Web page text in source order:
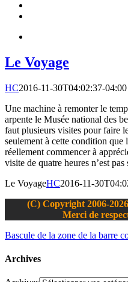
Le Voyage
HC2016-11-30T04:02:37-04:00
Une machine à remonter le
arpente le Musée national des
faut plusieurs visites pour faire
seulement à cette condition que
réellement commencer à
visite de quatre heures n’est pas
Le VoyageHC2016-11-
(C) Copyright 2006-
Merci de
Bascule de la zone de la barre
Archives